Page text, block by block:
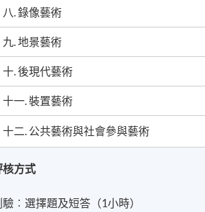
八. 錄像藝術
九. 地景藝術
十. 後現代藝術
十一. 裝置藝術
十二. 公共藝術與社會參與藝術
核方式
驗︰選擇題及短答（1小時）